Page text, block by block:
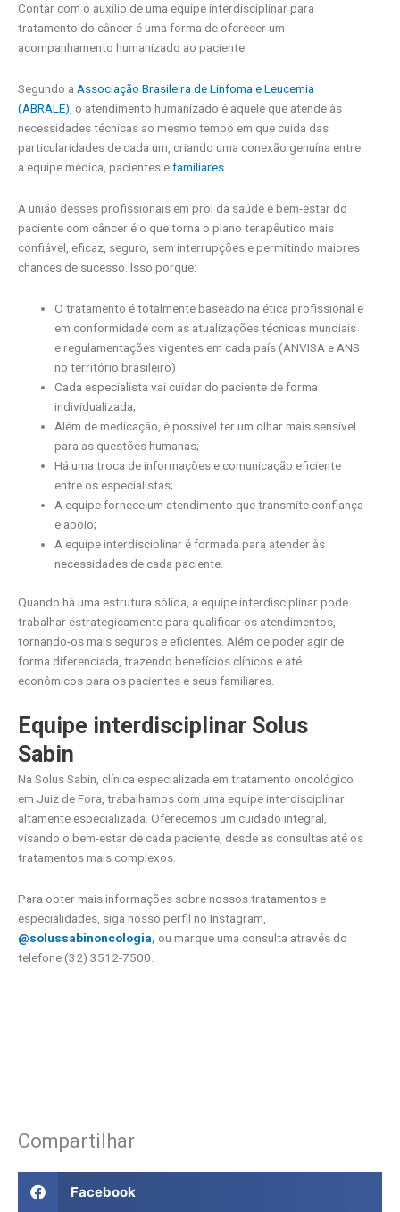
Contar com o auxílio de uma equipe interdisciplinar para
tratamento do câncer é uma forma de oferecer um
acompanhamento humanizado ao paciente.
Segundo a Associação Brasileira de Linfoma e Leucemia
(ABRALE), o atendimento humanizado é aquele que atende às
necessidades técnicas ao mesmo tempo em que cuida das
particularidades de cada um, criando uma conexão genuína entre
a equipe médica, pacientes efamiliares.
A união desses profissionais em prol da saúde e bem-estar do
paciente com câncer é o que torna o plano terapêutico mais
confiável, eficaz, seguro, sem interrupções e permitindo maiores
chances de sucesso. Isso porque:
O tratamento é totalmente baseado na ética profissional e
em conformidade com as atualizações técnicas mundiais
e regulamentações vigentes em cada país (ANVISA e ANS
no território brasileiro)
Cada especialista vai cuidar do paciente de forma
individualizada;
Além de medicação, é possível ter um olhar mais sensível
para as questões humanas;
Há uma troca de informações e comunicação eficiente
entre os especialistas;
A equipe fornece um atendimento que transmite confiança
e apoio;
A equipe interdisciplinar é formada para atender às
necessidades de cada paciente.
Quando há uma estrutura sólida, a equipe interdisciplinar pode
trabalhar estrategicamente para qualificar os atendimentos,
tornando-os mais seguros e eficientes. Além de poder agir de
forma diferenciada, trazendo benefícios clínicos e até
econômicos para os pacientes e seus familiares.
Equipe interdisciplinar Solus
Sabin
Na Solus Sabin, clínica especializada em tratamento oncológico
em Juiz de Fora, trabalhamos com uma equipe interdisciplinar
altamente especializada. Oferecemos um cuidado integral,
visando o bem-estar de cada paciente, desde as consultas até os
tratamentos mais complexos.
Para obter mais informações sobre nossos tratamentos e
especialidades, siga nosso perfil no Instagram,
@solussabinoncologia, ou marque uma consulta através do
telefone (32) 3512-7500.
Compartilhar
Facebook